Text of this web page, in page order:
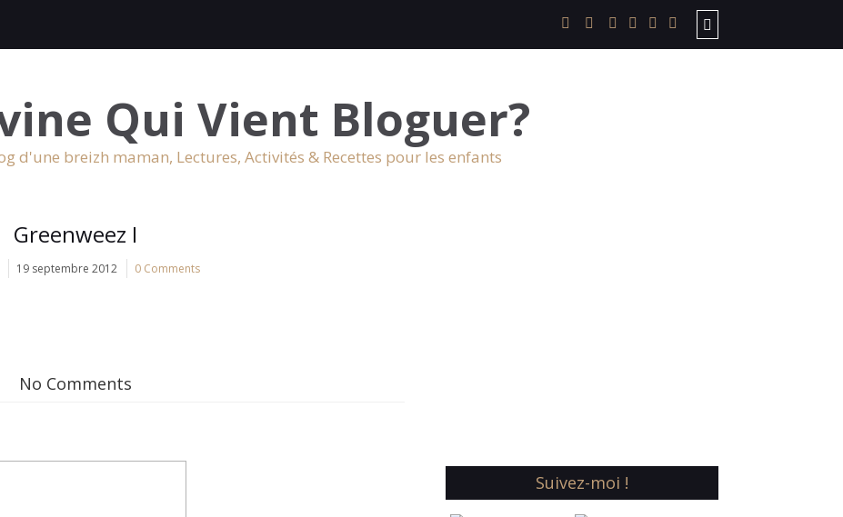
Qui Vient Bloguer?
d'une breizh maman, Lectures, Activités & Recettes pour les enfants
Greenweez I
19 septembre 2012 0 Comments
No Comments
Suivez-moi !